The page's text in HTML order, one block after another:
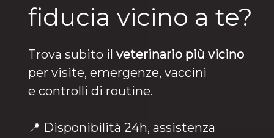
fiducia vicino a te?
Trova subito il veterinario più vicino
per visite, emergenze, vaccini
e controlli di routine.
📍 Disponibilità 24h, assistenza